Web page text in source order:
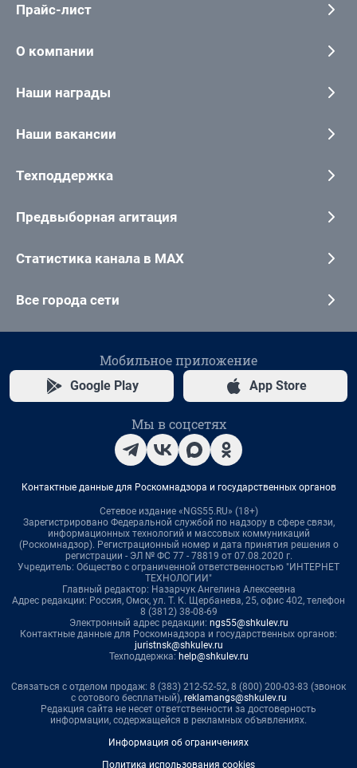
Прайс-лист
О компании
Наши награды
Наши вакансии
Техподдержка
Предвыборная агитация
Статистика канала в MAX
Все города сети
Мобильное приложение
Google Play App Store
Мы в соцсетях
Контактные данные для Роскомнадзора и государственных органов
Сетевое издание «NGS55.RU» (18+)
Зарегистрировано Федеральной службой по надзору в сфере связи,
информационных технологий и массовых коммуникаций
(Роскомнадзор). Регистрационный номер и дата принятия решения о
регистрации - ЭЛ № ФС 77 - 78819 от 07.08.2020 г.
Учредитель: Общество с ограниченной ответственностью "ИНТЕРНЕТ
ТЕХНОЛОГИИ"
Главный редактор: Назарчук Ангелина Алексеевна
Адрес редакции: Россия, Омск, ул. Т. К. Щербанева, 25, офис 402, телефон
8 (3812) 38-08-69
Электронный адрес редакции: ngs55@shkulev.ru
Контактные данные для Роскомнадзора и государственных органов:
juristnsk@shkulev.ru
Техподдержка: help@shkulev.ru
Связаться с отделом продаж: 8 (383) 212-52-52, 8 (800) 200-03-83 (звонок
с сотового бесплатный), reklamangs@shkulev.ru
Редакция сайта не несет ответственности за достоверность
информации, содержащейся в рекламных объявлениях.
Информация об ограничениях
Политика использования cookies